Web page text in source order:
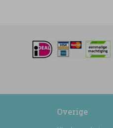
Overige